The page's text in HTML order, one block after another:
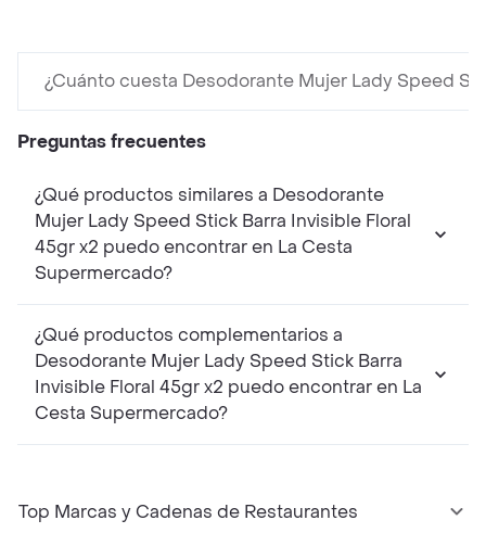
¿Cuánto cuesta Desodorante Mujer Lady Speed
Preguntas frecuentes
¿Qué productos similares a Desodorante
Mujer Lady Speed Stick Barra Invisible Floral
45gr x2 puedo encontrar en La Cesta
Supermercado?
¿Qué productos complementarios a
Desodorante Mujer Lady Speed Stick Barra
Invisible Floral 45gr x2 puedo encontrar en La
Cesta Supermercado?
Top Marcas y Cadenas de Restaurantes